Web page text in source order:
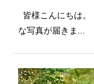
皆様こんにちは
な写真が届きま...